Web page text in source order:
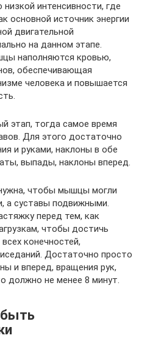
интенсивности, где
основной источник энергии
двигательной
на данном этапе.
наполняются кровью,
обеспечивающая
человека и повышается
этап, тогда самое время
Для этого достаточно
и руками, наклоны в обе
выпады, наклоны вперед.
чтобы мышцы могли
а суставы подвижными.
перед тем, как
чтобы достичь
конечностей,
Достаточно просто
и вперед, вращения рук,
должно не менее 8 минут.